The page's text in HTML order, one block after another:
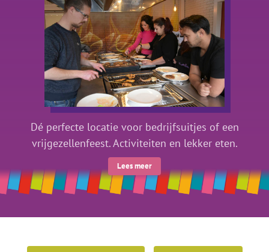
Dé perfecte locatie voor bedrijfsuitjes of een
vrijgezellenfeest. Activiteiten en lekker eten.
Lees meer